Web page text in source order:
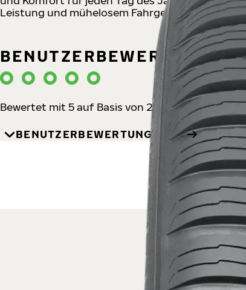
Leistung und mühelosem Fahrgefühl im
BENUTZERBEWERTUNGEN
Bewertet mit 5 auf Basis von 2 Kundenbericht
BENUTZERBEWERTUNGEN EINE